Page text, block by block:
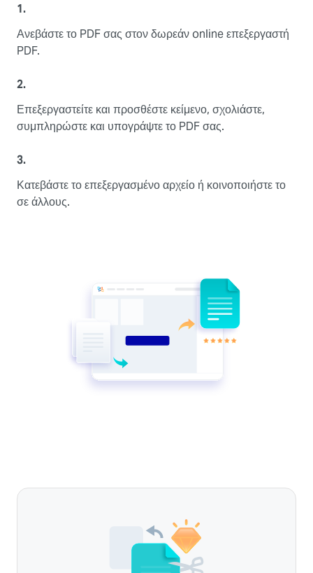
1.
Ανεβάστε το PDF σας στον δωρεάν online επεξεργαστή
PDF.
2.
Επεξεργαστείτε και προσθέστε κείμενο, σχολιάστε,
συμπληρώστε και υπογράψτε το PDF σας.
3.
Κατεβάστε το επεξεργασμένο αρχείο ή κοινοποιήστε το
σε άλλους.